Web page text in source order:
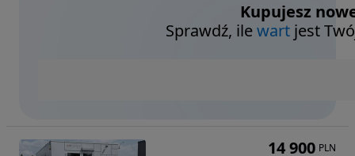
Kupujesz
Sprawdź, ilewart jest
14 900 PLN